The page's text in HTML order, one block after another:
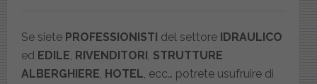
Se siete PROFESSIONISTI del settore IDRAULICO
ed EDILE RIVENDITORI STRUTTURE
ALBERGHIERE HOTEL , ecc… potrete usufruire di